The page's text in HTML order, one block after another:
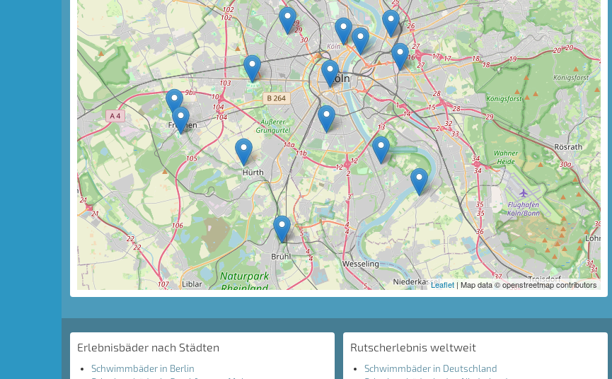
Leaflet | Map data © openstreetmap contributors
Erlebnisbäder nach Städten
Schwimmbäder in Berlin
Rutscherlebnis weltweit
Schwimmbäder in Deutschland